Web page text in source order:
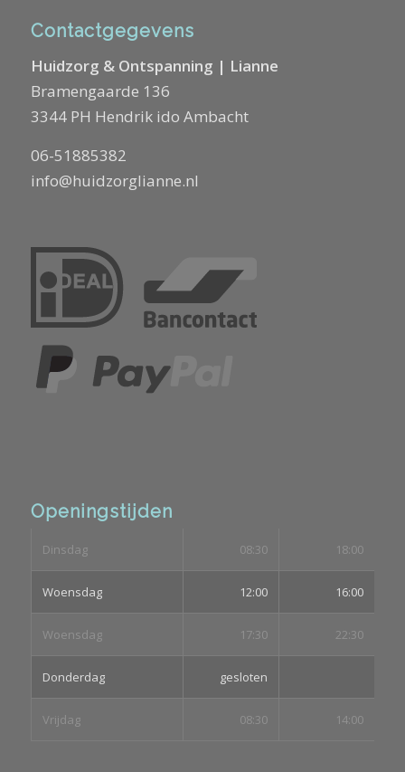
Contactgegevens
Huidzorg & Ontspanning | Lianne
Bramengaarde 136
3344 PH Hendrik ido Ambacht
06-51885382
info@huidzorglianne.nl
Openingstijden
Dinsdag 08:30 18:00
Woensdag 12:00 16:00
Woensdag 17:30 22:30
Donderdag gesloten
Vrijdag 08:30 14:00